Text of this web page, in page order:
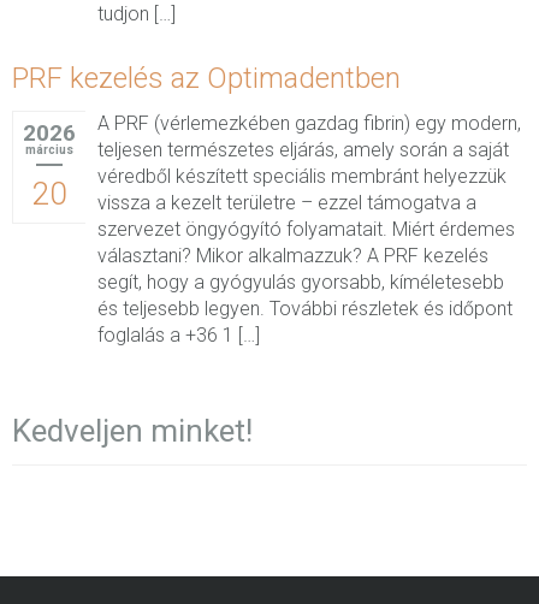
tudjon […]
PRF kezelés az Optimadentben
2026
március
20
A PRF (vérlemezkében gazdag fibrin) egy modern,
teljesen természetes eljárás, amely során a saját
véredből készített speciális membránt helyezzük
vissza a kezelt területre – ezzel támogatva a
szervezet öngyógyító folyamatait. Miért érdemes
választani? Mikor alkalmazzuk? A PRF kezelés
segít, hogy a gyógyulás gyorsabb, kíméletesebb
és teljesebb legyen. További részletek és időpont
foglalás a +36 1 […]
Kedveljen minket!